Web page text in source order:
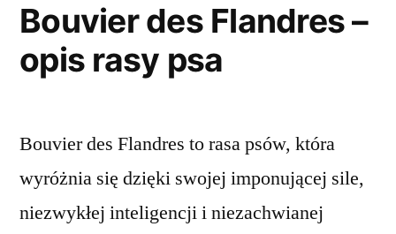
Bouvier des Flandres –
opis rasy psa
Bouvier des Flandres to rasa psów, która
wyróżnia się dzięki swojej imponującej sile,
niezwykłej inteligencji i niezachwianej